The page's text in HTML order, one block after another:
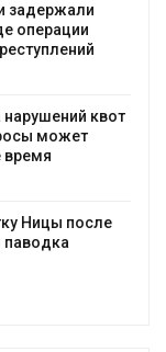
задержали
операции
квот
может
время
Ницы после
паводка